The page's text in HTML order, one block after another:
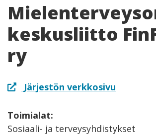
keskusliitto
ry
Järjestön verkkosivu
Toimialat:
Sosiaali- ja terveysyhdistykset